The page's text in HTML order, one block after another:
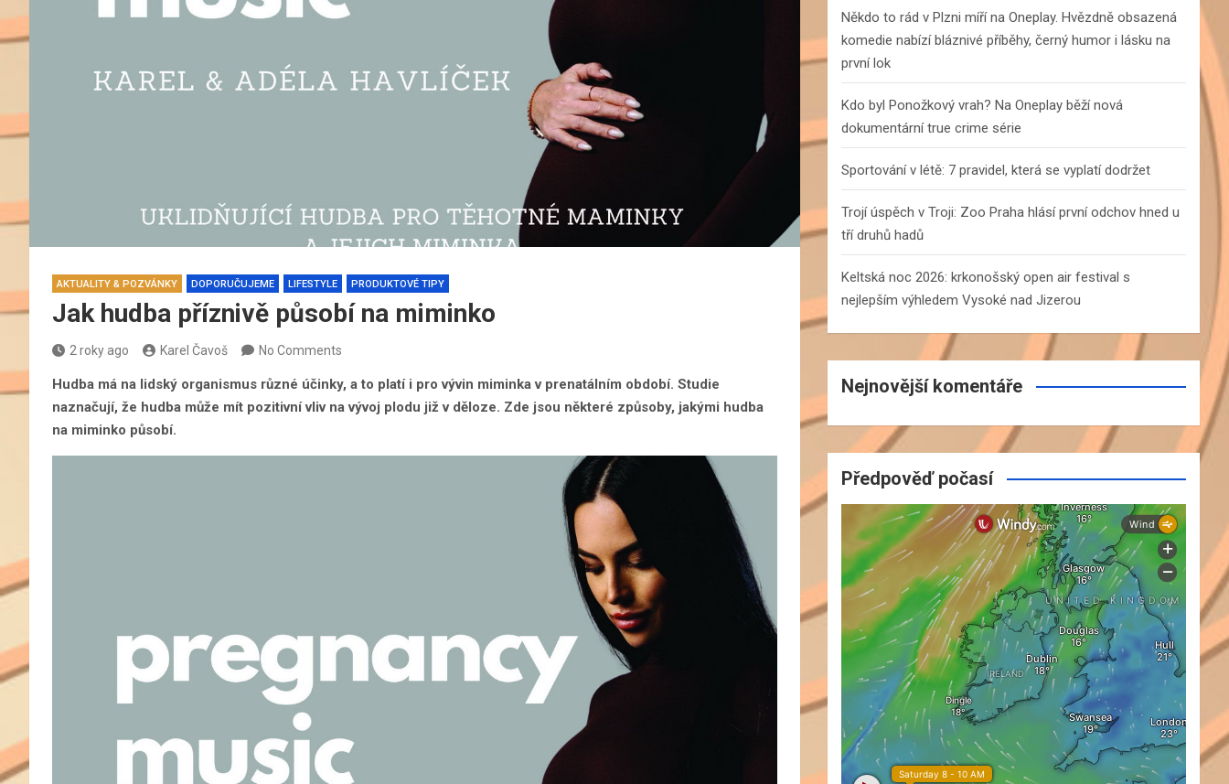
AKTUALITY & POZVÁNKY DOPORUČUJEME LIFESTYLE PRODUKTOVÉ TIPY
Jak hudba příznivě působí na miminko
2 roky ago Karel Čavoš No Comments
Hudba má na lidský organismus různé účinky, a to platí i pro vývin miminka v prenatálním období. Studie
naznačují, že hudba může mít pozitivní vliv na vývoj plodu již v děloze. Zde jsou některé způsoby, jakými hudba
na miminko působí.
Někdo to rád v Plzni míří na Oneplay. Hvězdně obsazená
komedie nabízí bláznivé příběhy, černý humor i lásku na
první lok
Kdo byl Ponožkový vrah? Na Oneplay běží nová
dokumentární true crime série
Sportování v létě: 7 pravidel, která se vyplatí dodržet
Trojí úspěch v Troji: Zoo Praha hlásí první odchov hned u
tří druhů hadů
Keltská noc 2026: krkonošský open air festival s
nejlepším výhledem Vysoké nad Jizerou
Nejnovější komentáře
Předpověď počasí